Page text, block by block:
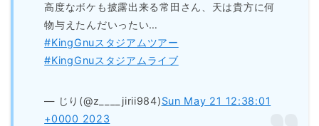
高度なボケも披露出来る常田さん、天は貴方に何
物与えたんだいったい…
#KingGnuスタジアムツアー
#KingGnuスタジアムライブ
— じり(@z____jirii984)Sun May 21 12:38:01
+0000 2023